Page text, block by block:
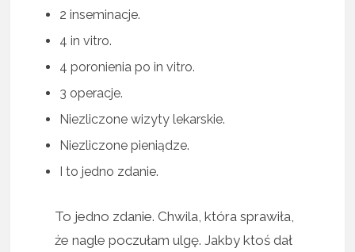
2 inseminacje.
4 in vitro.
4 poronienia po in vitro.
3 operacje.
Niezliczone wizyty lekarskie.
Niezliczone pieniądze.
I to jedno zdanie.
To jedno zdanie. Chwila, która sprawiła,
że nagle poczułam ulgę. Jakby ktoś dał